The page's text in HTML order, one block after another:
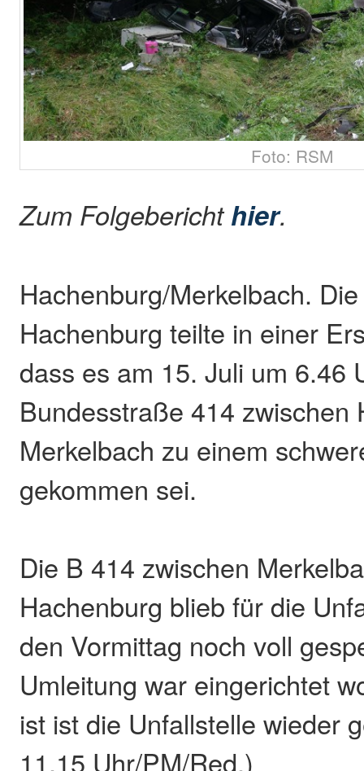
Foto: RSM
Zum Folgeberichthier.
Hachenburg/Merkelbach.
Hachenburg teilte in einer
dass es am 15. Juli um 6.46
Bundesstraße 414 zwischen
Merkelbach zu einem
gekommen sei.
Die B 414 zwischen
Hachenburg blieb für die
den Vormittag noch voll
Umleitung war eingerichtet
ist ist die Unfallstelle wieder
11.15 Uhr/PM/Red.)